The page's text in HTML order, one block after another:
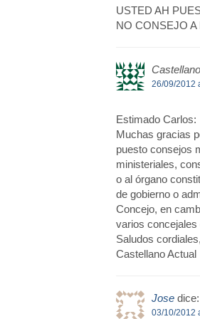
USTED AH
NO CONSEJO
26/09/2012
Estimado Carlos:
Muchas gracias
puesto consejos
ministeriales,
o al órgano
de gobierno o
Concejo, en
varios concejales
Saludos cordiales,
Castellano Actual
Jose dice:
03/10/2012